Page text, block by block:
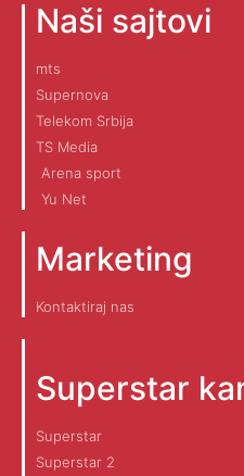
Naši sajtovi
mts
Supernova
Telekom Srbija
TS Media
Arena sport
Yu Net
Marketing
Kontaktiraj nas
Superstar
Superstar
Superstar 2